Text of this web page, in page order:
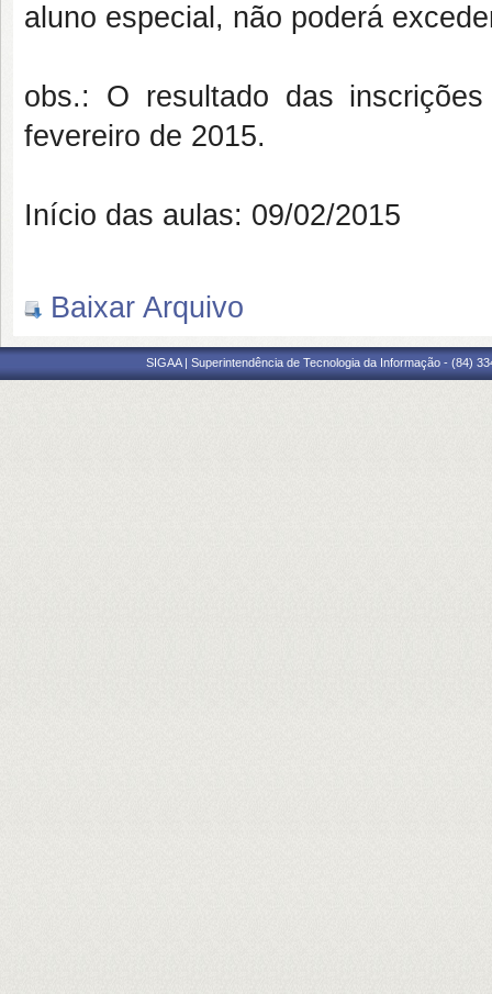
aluno especial, não poderá
obs.: O resultado das
fevereiro de 2015.
Início das aulas: 09/02/2015
Baixar Arquivo
SIGAA | Superintendência de Tecnologia da Informação - (84)